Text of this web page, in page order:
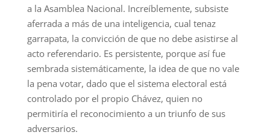
a la Asamblea Nacional. Increíblemente, subsiste
aferrada a más de una inteligencia, cual tenaz
garrapata, la convicción de que no debe asistirse al
acto referendario. Es persistente, porque así fue
sembrada sistemáticamente, la idea de que no vale
la pena votar, dado que el sistema electoral está
controlado por el propio Chávez, quien no
permitiría el reconocimiento a un triunfo de sus
adversarios.